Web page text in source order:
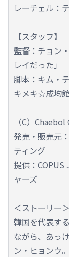
レーチェル：
【スタッフ】
監督：チョン
レイだった」
脚本：キム・
キメキ☆成均
（C）
発売・販売元
ティング
提供：COPUS
ャーズ
＜ストーリー＞
韓国を代表す
ながら、あっ
ン・ヒョンウ